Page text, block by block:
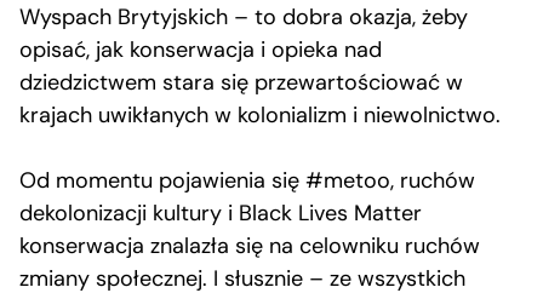
Wyspach Brytyjskich – to dobra okazja, żeby
opisać, jak konserwacja i opieka nad
dziedzictwem stara się przewartościować w
krajach uwikłanych w kolonializm i niewolnictwo.
Od momentu pojawienia się #metoo, ruchów
dekolonizacji kultury i Black Lives Matter
konserwacja znalazła się na celowniku ruchów
zmiany społecznej. I słusznie – ze wszystkich